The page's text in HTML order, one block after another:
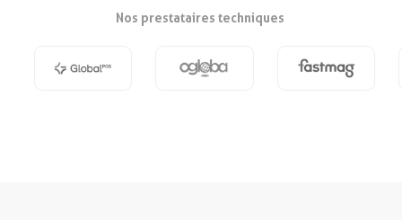
Nos prestataires techniques